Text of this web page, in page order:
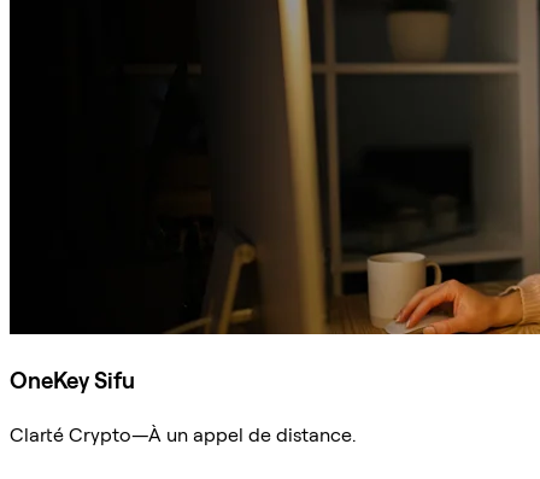
OneKey Sifu
Clarté Crypto—À un appel de distance.